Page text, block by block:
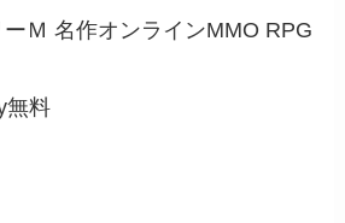
Ｍ 名作オンラインMMO RPG
無料